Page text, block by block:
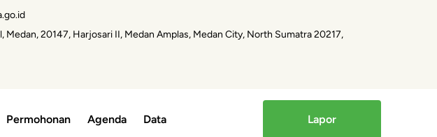
Medan, 20147, Harjosari II, Medan Amplas, Medan City, North Sumatra 20217,
Permohonan Agenda Data Lapor